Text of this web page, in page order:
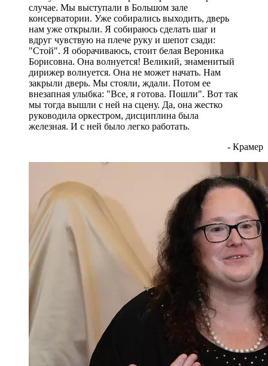
случае. Мы выступали в Большом зале
консерватории. Уже собирались выходить, дверь
нам уже открыли. Я собираюсь сделать шаг и
вдруг чувствую на плече руку и шепот сзади:
"Стой". Я оборачиваюсь, стоит белая Вероника
Борисовна. Она волнуется! Великий, знаменитый
дирижер волнуется. Она не может начать. Нам
закрыли дверь. Мы стояли, ждали. Потом ее
внезапная улыбка: "Все, я готова. Пошли". Вот так
мы тогда вышли с ней на сцену. Да, она жестко
руководила оркестром, дисциплина была
железная. И с ней было легко работать.
- Крамер